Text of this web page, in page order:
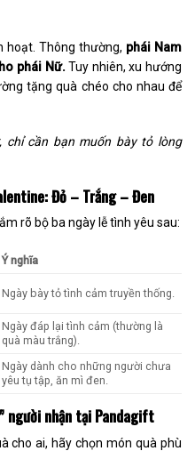
hoạt. Thông thường, phái Nam
phái Nữ. Tuy nhiên, xu hướng
tặng quà chéo cho nhau để
cần bạn muốn bày tỏ lòng
Đỏ – Trắng – Đen
rõ bộ ba ngày lễ tình yêu sau:
Ý nghĩa
Ngày bày tỏ tình cảm truyền thống.
Ngày đáp lại tình cảm (thường là
quà màu trắng).
Ngày dành cho những người chưa
yêu tụ tập, ăn mì đen.
người nhận tại Pandagift
cho ai, hãy chọn món quà phù